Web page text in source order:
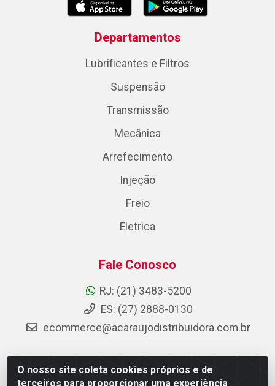
O nosso site coleta cookies próprios e de
terceiros para proporcionar uma experiência
Departamentos
Lubrificantes e Filtros
Suspensão
Transmissão
Mecânica
Arrefecimento
Injeção
Freio
Eletrica
Fale Conosco
RJ: (21) 3483-5200
ES: (27) 2888-0130
ecommerce@acaraujodistribuidora.com.br
AC Araujo Distribuidora - Rua Carneiro de Campos, 42 -